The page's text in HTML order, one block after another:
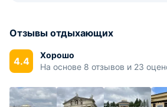
Отзывы отдыхающих
4.4
Хорошо
На основе 8 отзывов и 23